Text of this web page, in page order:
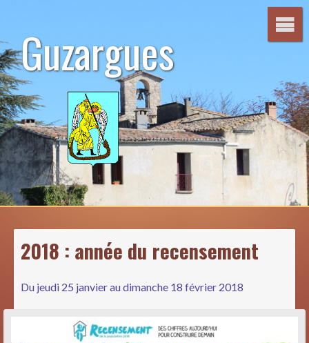
contenuGuzargues
2018 : année du recensement
Du jeudi 25 janvier au dimanche 18 février 2018